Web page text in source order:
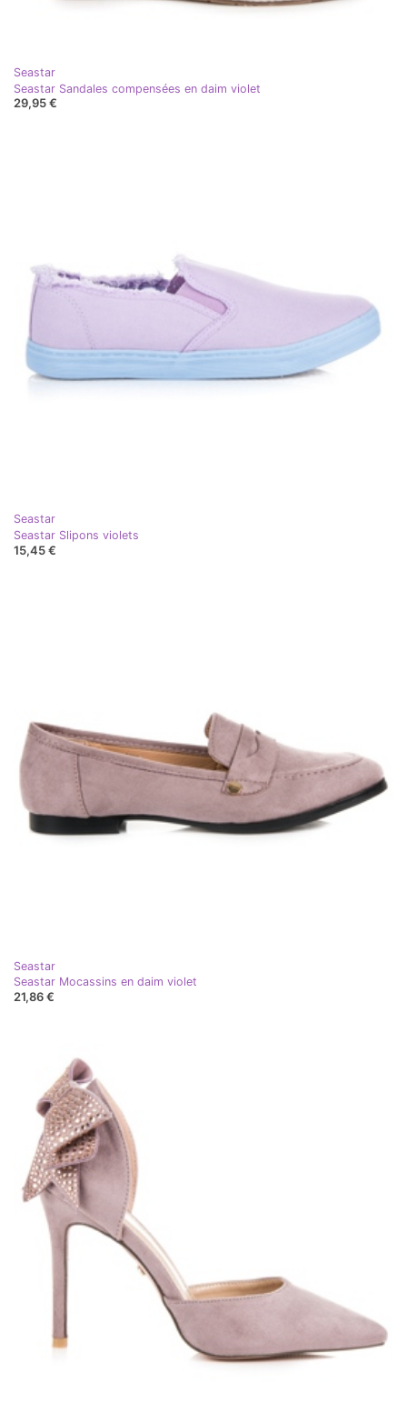
Seastar
Seastar Sandales compensées en daim violet
29,95 €
Seastar
Seastar Slipons violets
15,45 €
Seastar
Seastar Mocassins en daim violet
21,86 €